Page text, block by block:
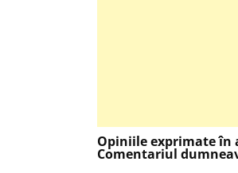
Opiniile exprimate în
Comentariul